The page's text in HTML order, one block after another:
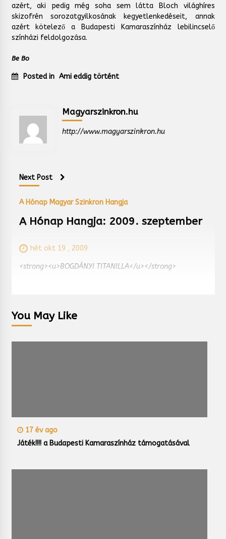
azért, aki pedig még soha sem látta Bloch világhíres
skizofrén sorozatgyilkosának kegyetlenkedéseit, annak
azért kötelező a Budapesti Kamaraszínház lebilincselő
színházi feldolgozása.
Be Bo
Posted in Ami eddig történt
Magyarszinkron.hu
http://www.magyarszinkron.hu
Next Post
A Hónap Magyar Szinkron Hangja
A Hónap Hangja: 2009. szeptember
hét okt 19 , 2009
<strong><u>BOGDÁNYI TITANILLA</u></strong>
You May Like
17 év ago
Játék!!!! a Budapesti Kamaraszínház támogatásával